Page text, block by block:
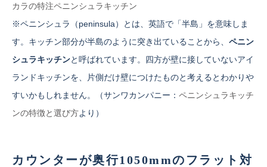
カラの特注ペニンシュラキッチン
※ペニンシュラ（peninsula）とは、英語で「半島」を意味しま
す。キッチン部分が半島のように突き出ていることから、 ペニン
シュラキッチンと呼ばれています。四方が壁に接していないアイ
ランドキッチンを、片側だけ壁につけたものと考えるとわかりや
すいかもしれません。（サンワカンパニー： ペニンシュラキッチ
ンの特徴と選び方より）
カウンターが奥行1050mmのフラット対